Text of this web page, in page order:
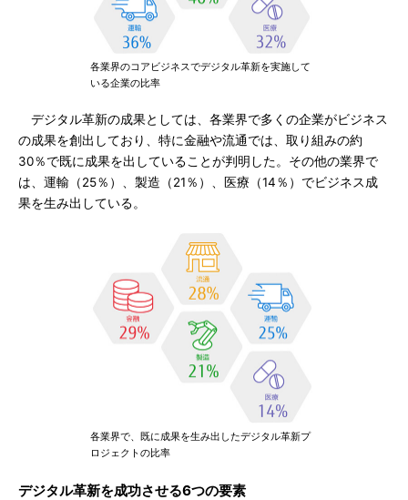
各業界のコアビジネスでデジタル革新を実施して
いる企業の比率
デジタル革新の成果としては、各業界で多くの企業がビジネス
の成果を創出しており、特に金融や流通では、取り組みの約
30％で既に成果を出していることが判明した。その他の業界で
は、運輸（25％）、製造（21％）、医療（14％）でビジネス成
果を生み出している。
各業界で、既に成果を生み出したデジタル革新プ
ロジェクトの比率
デジタル革新を成功させる6つの要素